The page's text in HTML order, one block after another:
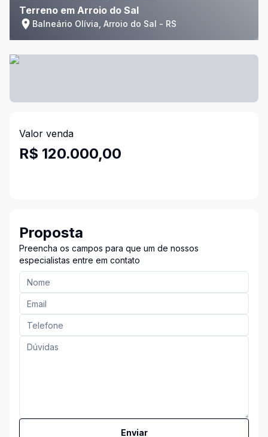
Terreno em Arroio do Sal
Balneário Olívia, Arroio do Sal - RS
Valor venda
R$ 120.000,00
Proposta
Preencha os campos para que um de nossos
especialistas entre em contato
Enviar